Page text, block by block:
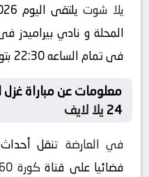
يلا شوت
المحلة و نادي
فى تمام الساعه 22:30 بتوقيت مصر
24 يلا لايف
في العارضة تنقل
فضائيا على قناةكورة 360